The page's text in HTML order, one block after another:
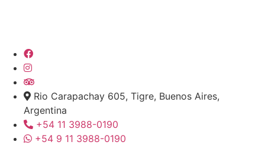
Rio Carapachay 605, Tigre, Buenos Aires,
Argentina
+54 11 3988-0190
+54 9 11 3988-0190